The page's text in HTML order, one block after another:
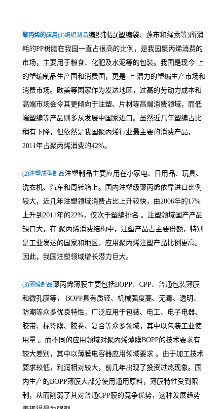
聚丙烯的应用(1)编织制品编织制品(塑编袋、蓬布和绳索等)所消
耗的PP树脂在我国一直占很高的比例，是我国聚丙烯消费的
市场，主要用于粮食、化肥及水泥等的包装。我国是现今 上
的塑编制品生产国和消费国，更是 上 潜力的塑编生产市场和
消费市场。欧美等国家作为发达地区，过高的劳动力成本和
高端市场会令其更倾向于注塑、片材等高端消费领域，而低
端塑编等产品则多从发展中国家进口。虽然近几年塑编占比
稍有下降，但依然是我国聚丙烯行业最主要的消费产品，
2011年占聚丙烯消费的42%。
(2)注塑成型制品注塑制品主要应用在小家电、日用品、玩具、
洗衣机、汽车和周转箱上。国内注塑级聚丙烯依靠进口比例
较大，近几年注塑领域消费占比上升较快，由2006年的17%
上升到2011年的22%，仅次于塑编排名 。注塑领域国产产品
缺口大，在 聚丙烯消费结构中，注塑产品占主要份额，特别
是工业发达的国家和地区，应用聚丙烯注塑产品比例更高。
因此，我国注塑领域增长潜力巨大。
(3)薄膜制品聚丙烯薄膜主要包括BOPP、CPP、普通包装薄膜
和微孔膜等， BOPP具有质轻、机械强度高、无毒、透明、
防潮等众多优良特性，广泛应用于包装、电工、电子电器、
胶带、标签膜、胶卷、复合等众多领域，其中以包装工业使
用量 。而不同的应用领域对聚丙烯薄膜BOPP的技术要求有
较大差别，其中以薄膜电容器应用领域要求 。由于加工技术
要求较低，利润相对较大，前几年出现了投资过热现象。国
内生产的BOPP薄膜大部分使用通用原料，薄膜特性受到限
制，从而削弱了其对普通CPP膜的竞争优势，这种发展趋势